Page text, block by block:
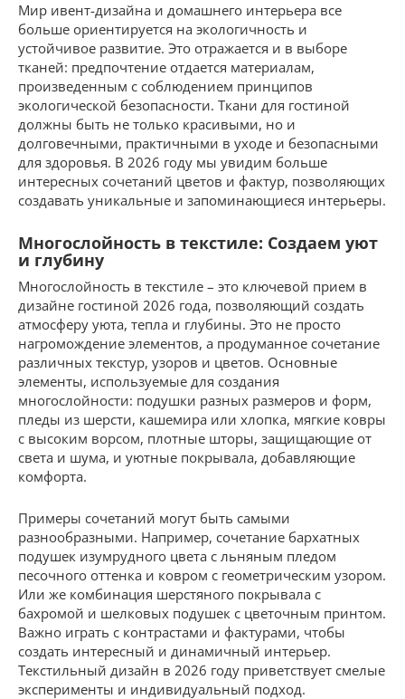
Мир ивент-дизайна и домашнего интерьера все
больше ориентируется на экологичность и
устойчивое развитие. Это отражается и в выборе
тканей: предпочтение отдается материалам,
произведенным с соблюдением принципов
экологической безопасности. Ткани для гостиной
должны быть не только красивыми, но и
долговечными, практичными в уходе и безопасными
для здоровья. В 2026 году мы увидим больше
интересных сочетаний цветов и фактур, позволяющих
создавать уникальные и запоминающиеся интерьеры.
Многослойность в текстиле: Создаем уют
и глубину
Многослойность в текстиле – это ключевой прием в
дизайне гостиной 2026 года, позволяющий создать
атмосферу уюта, тепла и глубины. Это не просто
нагромождение элементов, а продуманное сочетание
различных текстур, узоров и цветов. Основные
элементы, используемые для создания
многослойности: подушки разных размеров и форм,
пледы из шерсти, кашемира или хлопка, мягкие ковры
с высоким ворсом, плотные шторы, защищающие от
света и шума, и уютные покрывала, добавляющие
комфорта.
Примеры сочетаний могут быть самыми
разнообразными. Например, сочетание бархатных
подушек изумрудного цвета с льняным пледом
песочного оттенка и ковром с геометрическим узором.
Или же комбинация шерстяного покрывала с
бахромой и шелковых подушек с цветочным принтом.
Важно играть с контрастами и фактурами, чтобы
создать интересный и динамичный интерьер.
Текстильный дизайн в 2026 году приветствует смелые
эксперименты и индивидуальный подход.